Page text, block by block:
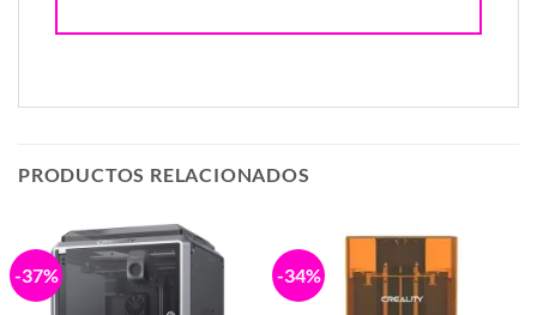
PRODUCTOS RELACIONADOS
-37% -34%